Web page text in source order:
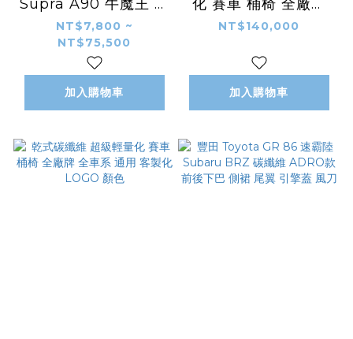
Supra A90 牛魔王 碳
纖維 空力套件
ROBOT款 寬體 大包
圍
NT$7,800 ~
NT$75,500
加入購物車
化 賽車 桶椅 全廠牌
全車系 通用 客製化
NT$140,000
加入購物車